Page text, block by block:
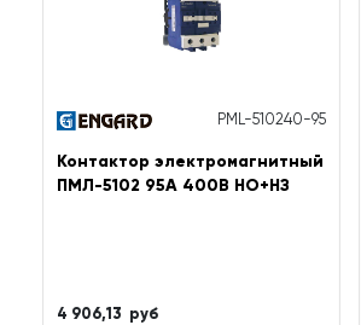
PML-510240-95
Контактор электромагнитный
ПМЛ-5102 95A 400В НО+НЗ
4 906,13 руб